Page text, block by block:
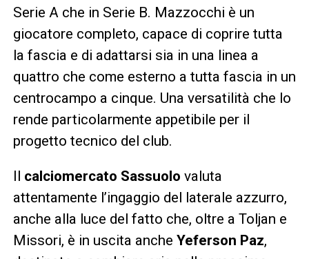
Serie A che in Serie B. Mazzocchi è un
giocatore completo, capace di coprire tutta
la fascia e di adattarsi sia in una linea a
quattro che come esterno a tutta fascia in un
centrocampo a cinque. Una versatilità che lo
rende particolarmente appetibile per il
progetto tecnico del club.
Il calciomercato Sassuolo valuta
attentamente l’ingaggio del laterale azzurro,
anche alla luce del fatto che, oltre a Toljan e
Missori, è in uscita anche Yeferson Paz,